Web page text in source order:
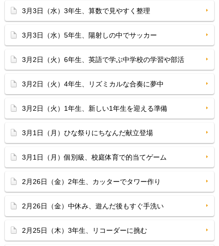
3月3日（水）3年生、算数で見やすく整理
3月3日（水）5年生、陽射しの中でサッカー
3月2日（火）6年生、英語で学ぶ中学校の学習や部活
3月2日（火）4年生、リズミカルな合奏に夢中
3月2日（火）1年生、新しい1年生を迎える準備
3月1日（月）ひな祭りにちなんだ献立登場
3月1日（月）個別級、校庭体育で的当てゲーム
2月26日（金）2年生、カッターでタワー作り
2月26日（金）中休み、遊んだ後もすぐ手洗い
2月25日（木）3年生、リコーダーに挑む